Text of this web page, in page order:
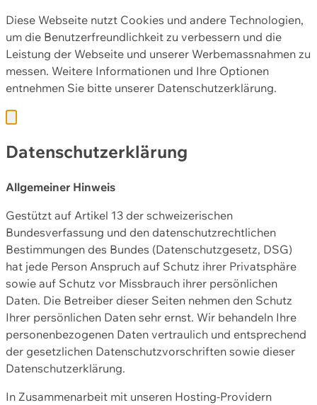
Diese Webseite nutzt Cookies und andere Technologien,
um die Benutzerfreundlichkeit zu verbessern und die
Leistung der Webseite und unserer Werbemassnahmen zu
messen. Weitere Informationen und Ihre Optionen
entnehmen Sie bitte unserer Datenschutzerklärung.
Datenschutzerklärung
Allgemeiner Hinweis
Gestützt auf Artikel 13 der schweizerischen
Bundesverfassung und den datenschutzrechtlichen
Bestimmungen des Bundes (Datenschutzgesetz, DSG)
hat jede Person Anspruch auf Schutz ihrer Privatsphäre
sowie auf Schutz vor Missbrauch ihrer persönlichen
Daten. Die Betreiber dieser Seiten nehmen den Schutz
Ihrer persönlichen Daten sehr ernst. Wir behandeln Ihre
personenbezogenen Daten vertraulich und entsprechend
der gesetzlichen Datenschutzvorschriften sowie dieser
Datenschutzerklärung.
In Zusammenarbeit mit unseren Hosting-Providern